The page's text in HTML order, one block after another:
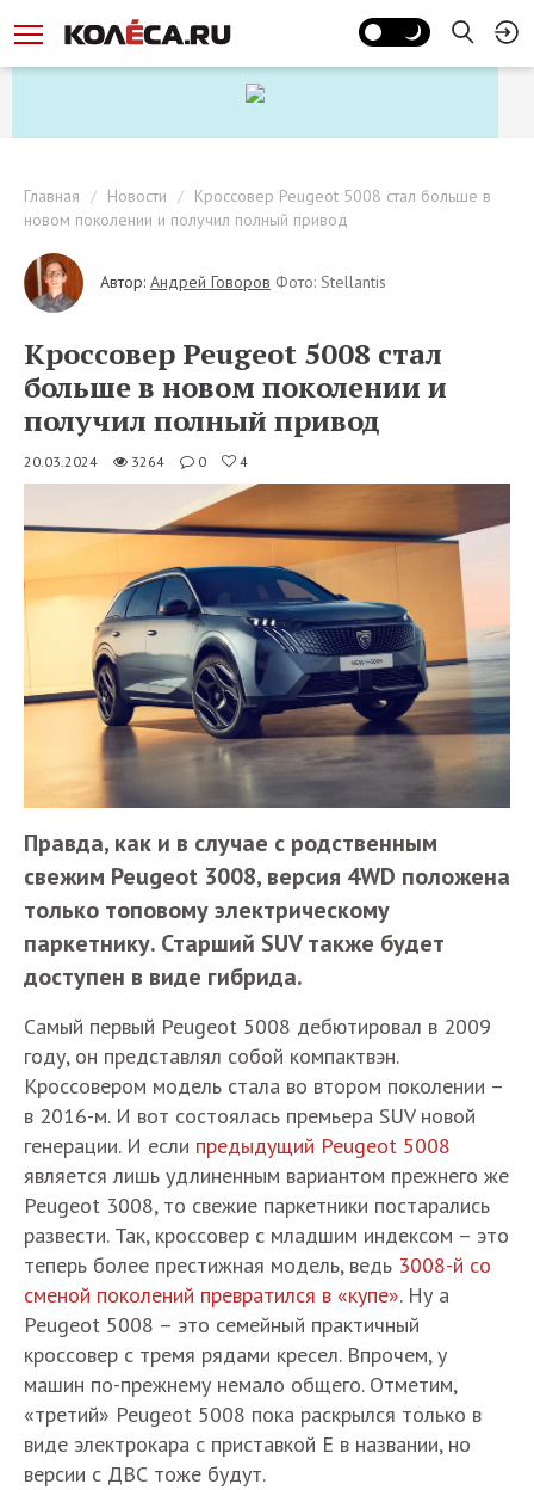
Главная Новости
Кроссовер Peugeot 5008 стал больше в
новом поколении и получил полный привод
Автор: Андрей Говоров Фото: Stellantis
Кроссовер Peugeot 5008 стал
больше в новом поколении и
получил полный привод
20.03.2024 3264 0 4
Правда, как и в случае с родственным
свежим Peugeot 3008, версия 4WD положена
только топовому электрическому
паркетнику. Старший SUV также будет
доступен в виде гибрида.
Самый первый Peugeot 5008 дебютировал в 2009
году, он представлял собой компактвэн.
Кроссовером модель стала во втором поколении –
в 2016-м. И вот состоялась премьера SUV новой
генерации. И если предыдущий Peugeot 5008
является лишь удлиненным вариантом прежнего же
Peugeot 3008, то свежие паркетники постарались
развести. Так, кроссовер с младшим индексом – это
теперь более престижная модель, ведь 3008-й со
сменой поколений превратился в «купе». Ну а
Peugeot 5008 – это семейный практичный
кроссовер с тремя рядами кресел. Впрочем, у
машин по-прежнему немало общего. Отметим,
«третий» Peugeot 5008 пока раскрылся только в
виде электрокара с приставкой E в названии, но
версии с ДВС тоже будут.